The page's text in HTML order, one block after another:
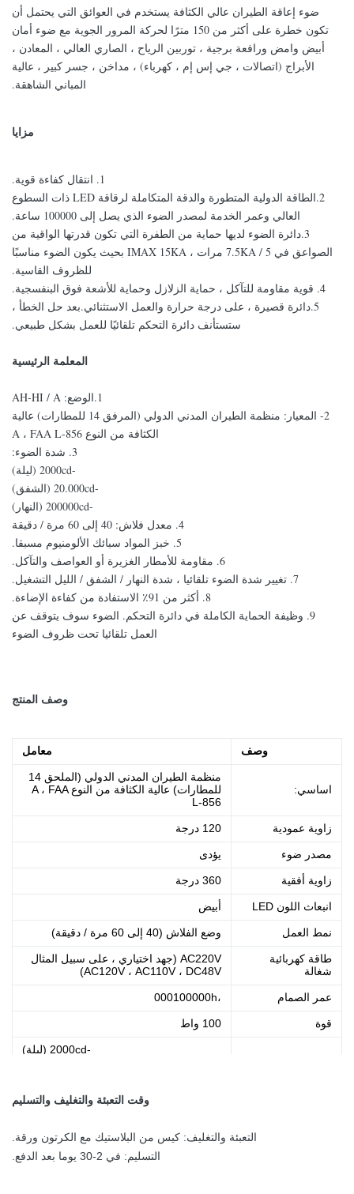
ضوء إعاقة الطيران عالي الكثافة يستخدم في العوائق التي يحتمل أن
تكون خطرة على أكثر من 150 مترًا لحركة المرور الجوية مع ضوء أمان
أبيض وامض ورافعة برجية ، توربين الرياح ، الصاري العالي ، المعادن ،
الأبراج (اتصالات ، جي إس إم ، كهرباء) ، مداخن ، جسر كبير ، عالية
المباني الشاهقة.
مزايا
1. انتقال كفاءة قوية.
2.الطاقة الدولية المتطورة والدقة المتكاملة لرقاقة LED ذات السطوع
العالي وعمر الخدمة لمصدر الضوء الذي يصل إلى 100000 ساعة.
3.دائرة الضوء لديها حماية من الطفرة التي تكون قدرتها الواقية من
الصواعق في 7.5KA / 5 مرات ، IMAX 15KA بحيث يكون الضوء مناسبًا
للظروف القاسية.
4. قوية مقاومة للتآكل ، حماية الزلازل وحماية للأشعة فوق البنفسجية.
5.دائرة قصيرة ، على درجة حرارة والعمل الاستثنائي.بعد حل الخطأ ،
ستستأنف دائرة التحكم تلقائيًا للعمل بشكل طبيعي.
المعلمة الرئيسية
1.الوضع: AH-HI / A
2- المعيار: منظمة الطيران المدني الدولي (المرفق 14 للمطارات) عالية
الكثافة من النوع A ، FAA L-856
3. شدة الضوء:
-2000cd (ليلة)
-20.000cd (الشفق)
-200000cd (النهار)
4. معدل فلاش: 40 إلى 60 مرة / دقيقة
5. خبز المواد سبائك الألومنيوم مسبقا.
6. مقاومة للأمطار الغزيرة أو العواصف والتآكل.
7. تغيير شدة الضوء تلقائيا ، شدة النهار / الشفق / الليل التشغيل.
8. أكثر من 91٪ الاستفادة من كفاءة الإضاءة.
9. وظيفة الحماية الكاملة في دائرة التحكم. الضوء سوف يتوقف عن
العمل تلقائيا تحت ظروف الضوء
وصف المنتج
وصف معامل
اساسي:
منظمة الطيران المدني الدولي (الملحق 14
للمطارات) عالية الكثافة من النوع A ، FAA
L-856
زاوية عمودية 120 درجة
مصدر ضوء يؤدى
زاوية أفقية 360 درجة
انبعاث اللون LED أبيض
نمط العمل وضع الفلاش (40 إلى 60 مرة / دقيقة)
طاقة كهربائية
شغالة
AC220V (جهد اختياري ، على سبيل المثال
AC120V ، AC110V ، DC48V)
عمر الصمام ،000100000h
قوة 100 واط
-2000cd (ليلة)
وقت التعبئة والتغليف والتسليم
التعبئة والتغليف: كيس من البلاستيك مع الكرتون ورقة.
التسليم: في 2-30 يوما بعد الدفع.